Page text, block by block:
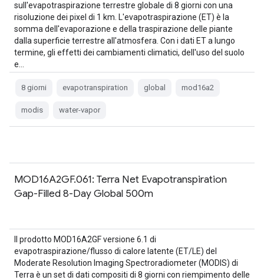
sull'evapotraspirazione terrestre globale di 8 giorni con una
risoluzione dei pixel di 1 km. L'evapotraspirazione (ET) è la
somma dell'evaporazione e della traspirazione delle piante
dalla superficie terrestre all'atmosfera. Con i dati ET a lungo
termine, gli effetti dei cambiamenti climatici, dell'uso del suolo
e…
8 giorni evapotranspiration global mod16a2
modis water-vapor
MOD16A2GF.061: Terra Net Evapotranspiration
Gap-Filled 8-Day Global 500m
Il prodotto MOD16A2GF versione 6.1 di
evapotraspirazione/flusso di calore latente (ET/LE) del
Moderate Resolution Imaging Spectroradiometer (MODIS) di
Terra è un set di dati compositi di 8 giorni con riempimento delle